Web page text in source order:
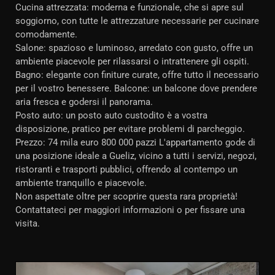
Cucina attrezzata: moderna e funzionale, che si apre sul
soggiorno, con tutte le attrezzature necessarie per cucinare
comodamente.
Salone: spazioso e luminoso, arredato con gusto, offre un
ambiente piacevole per rilassarsi o intrattenere gli ospiti.
Bagno: elegante con finiture curate, offre tutto il necessario
per il vostro benessere. Balcone: un balcone dove prendere
aria fresca e godersi il panorama.
Posto auto: un posto auto custodito è a vostra
disposizione, pratico per evitare problemi di parcheggio.
Prezzo: 74 mila euro 800 000 pazzi L'appartamento gode di
una posizione ideale a Gueliz, vicino a tutti i servizi, negozi,
ristoranti e trasporti pubblici, offrendo al contempo un
ambiente tranquillo e piacevole.
Non aspettate oltre per scoprire questa rara proprietà!
Contattateci per maggiori informazioni o per fissare una
visita.